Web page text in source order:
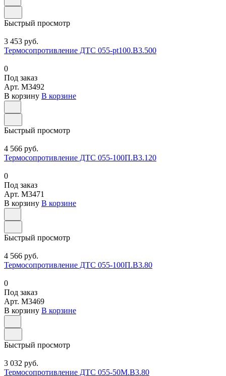
Быстрый просмотр
3 453 руб.
Термосопротивление ДТС 055-pt100.В3.500
0
Под заказ
Арт. M3492
В корзину В корзине
Быстрый просмотр
4 566 руб.
Термосопротивление ДТС 055-100П.В3.120
0
Под заказ
Арт. M3471
В корзину В корзине
Быстрый просмотр
4 566 руб.
Термосопротивление ДТС 055-100П.В3.80
0
Под заказ
Арт. M3469
В корзину В корзине
Быстрый просмотр
3 032 руб.
Термосопротивление ДТС 055-50М.В3.80